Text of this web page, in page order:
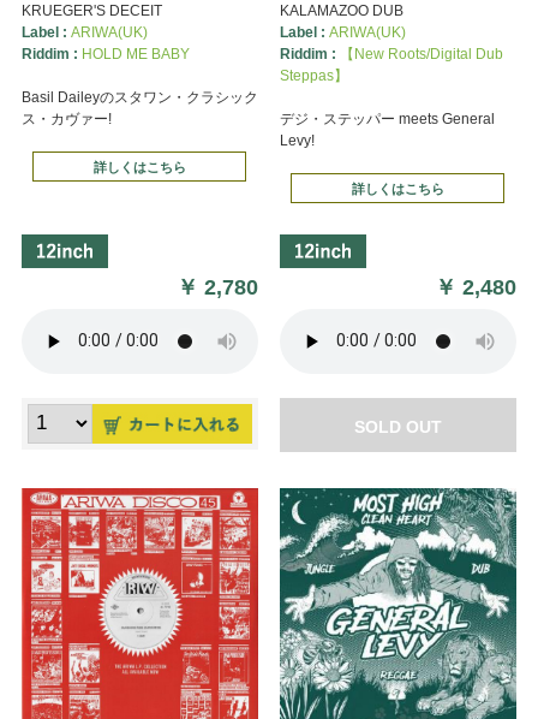
KRUEGER'S DECEIT
Label : ARIWA(UK)
Riddim : HOLD ME BABY
Basil Daileyのスタワン・クラシック
ス・カヴァー!
詳しくはこちら
￥2,780
KALAMAZOO DUB
Label : ARIWA(UK)
Riddim :
【New Roots/Digital Dub
Steppas】
デジ・ステッパー meets General
Levy!
詳しくはこちら
￥2,480
SOLD OUT